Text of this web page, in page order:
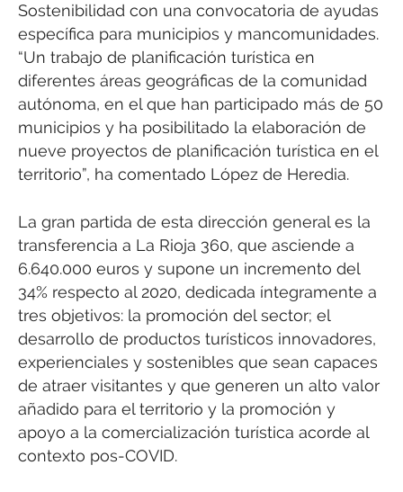
Sostenibilidad con una convocatoria de ayudas
específica para municipios y mancomunidades.
“Un trabajo de planificación turística en
diferentes áreas geográficas de la comunidad
autónoma, en el que han participado más de 50
municipios y ha posibilitado la elaboración de
nueve proyectos de planificación turística en el
territorio”, ha comentado López de Heredia.
La gran partida de esta dirección general es la
transferencia a La Rioja 360, que asciende a
6.640.000 euros y supone un incremento del
34% respecto al 2020, dedicada íntegramente a
tres objetivos: la promoción del sector; el
desarrollo de productos turísticos innovadores,
experienciales y sostenibles que sean capaces
de atraer visitantes y que generen un alto valor
añadido para el territorio y la promoción y
apoyo a la comercialización turística acorde al
contexto pos-COVID.